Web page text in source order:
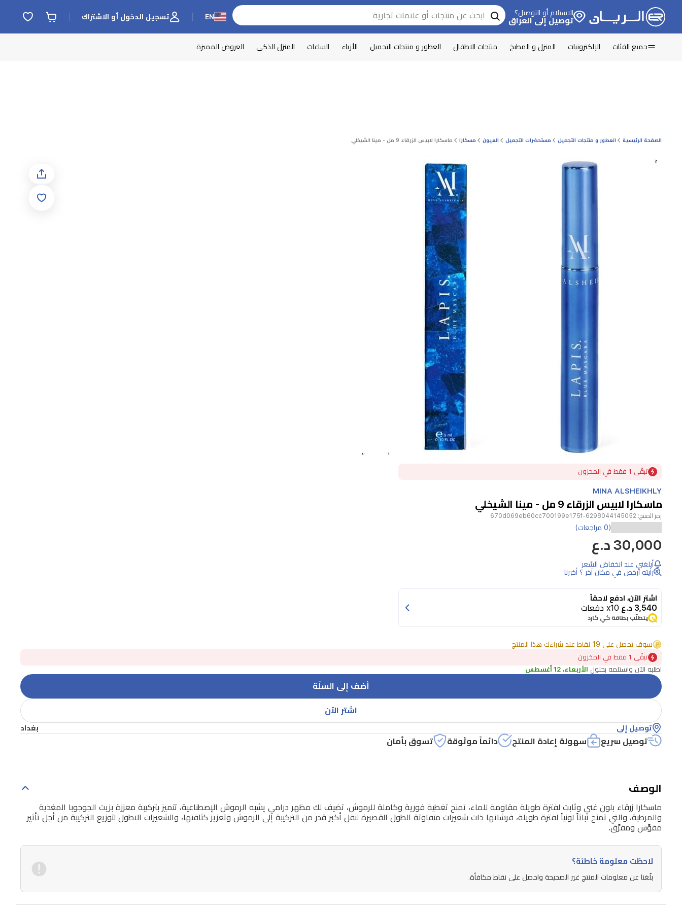
الاستلام أو التوصيل؟
توصيل إلى العراق EN تسجيل الدخول أو الاشتراك
جميع الفئات الإلكترونيات المنزل و المطبخ منتجات الاطفال العطور و منتجات التجميل الأزياء الساعات المنزل الذكي العروض المميزة
الصفحة الرئيسية العطور و منتجات التجميل مستحضرات التجميل العيون مسكارا ماسكارا لابيس الزرقاء 9 مل - مينا الشيخلي
1
تبقًى 1 فقط في المخزون
MINA ALSHEIKHLY
ماسكارا لابيس الزرقاء 9 مل - مينا الشيخلي
رمز المنتج: 6298044145052-670d069eb60cc700199e175f
(0 مراجعات)
30,000 د.ع
أبلغني عند انخفاض السّعر
رأيته أرخص في مكان آخر ؟ أخبرنا
اشترِ الآن، ادفع لاحقاً
3,540 د.ع x10 دفعات
يتطلّب بطاقة كي كارد
سوف تحصل على 19 نقاط عند شراءك هذا المنتج
تبقًى 1 فقط في المخزون
اطلبه الآن واستلمه بحلول الأربعاء، 12 أغسطس
أضف إلى السلّة
اشتر الآن
توصيل إلى بغداد
توصيل سريع سهولة إعادة المنتج دائماً موثوقة تسوق بأمان
الوصف
ماسكارا زرقاء بلون غني وثابت لفترة طويلة مقاومة للماء، تمنح تغطية فورية وكاملة للرموش، تضيف لك مظهر درامي يشبه الرموش الإصطناعية، تتميز بتركيبة معززة بزيت الجوجوبا المغذية
والمرطبة، والتي تمنح ثباتاً لونياً لفترة طويلة، فرشاتها ذات شعيرات متفاوتة الطول القصيرة لنقل أكبر قدر من التركيبة إلى الرموش وتعزيز كثافتها، والشعيرات الاطول لتوزيع التركيبة من أجل تأثير
مقوِّس ومفرِّق.
لاحظت معلومة خاطئة؟
بلّغنا عن معلومات المنتج غير الصحيحة واحصل على نقاط مكافأة.